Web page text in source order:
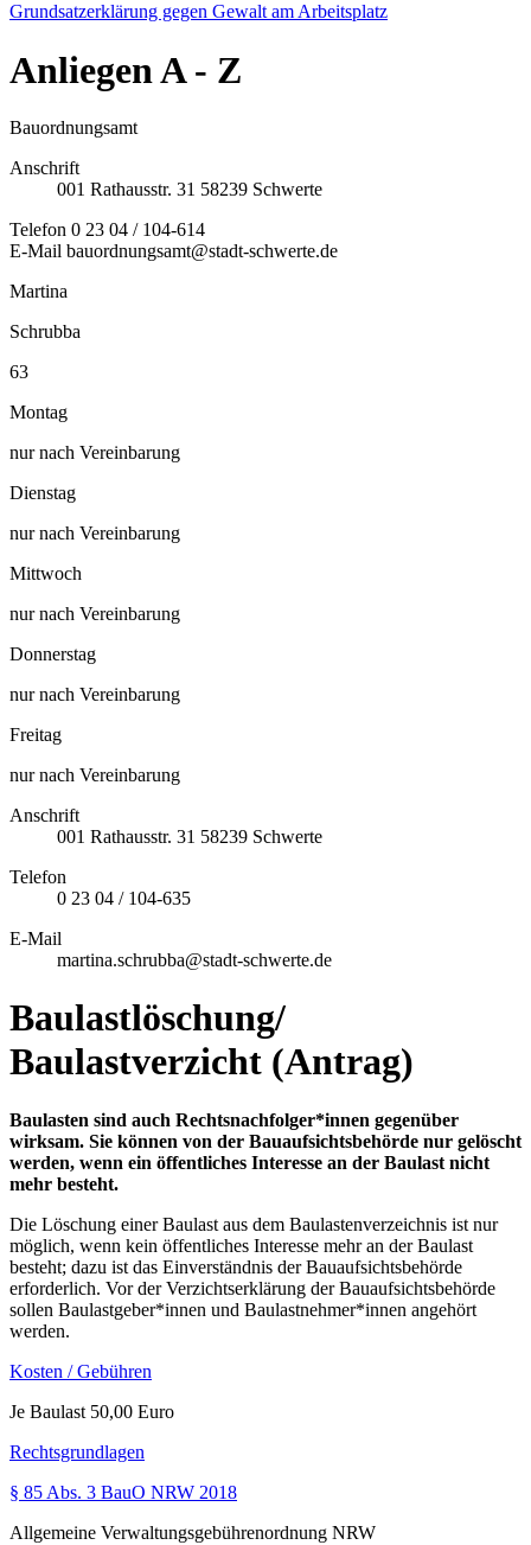
Grundsatzerklärung gegen Gewalt am Arbeitsplatz
AnliegenA - Z
Bauordnungsamt
Anschrift
001 Rathausstr. 31 58239 Schwerte
Telefon 0 23 04 / 104-614
E-Mail bauordnungsamt@stadt-schwerte.de
Martina
Schrubba
63
Montag
nur nach Vereinbarung
Dienstag
nur nach Vereinbarung
Mittwoch
nur nach Vereinbarung
Donnerstag
nur nach Vereinbarung
Freitag
nur nach Vereinbarung
Anschrift
001 Rathausstr. 31 58239 Schwerte
Telefon
0 23 04 / 104-635
E-Mail
martina.schrubba@stadt-schwerte.de
Baulastlöschung/
Baulastverzicht (Antrag)
Baulasten sind auch Rechtsnachfolger*innen gegenüber
wirksam. Sie können von der Bauaufsichtsbehörde nur gelöscht
werden, wenn ein öffentliches Interesse an der Baulast nicht
mehr besteht.
Die Löschung einer Baulast aus dem Baulastenverzeichnis ist nur
möglich, wenn kein öffentliches Interesse mehr an der Baulast
besteht; dazu ist das Einverständnis der Bauaufsichtsbehörde
erforderlich. Vor der Verzichtserklärung der Bauaufsichtsbehörde
sollen Baulastgeber*innen und Baulastnehmer*innen angehört
werden.
Kosten / Gebühren
Je Baulast 50,00 Euro
Rechtsgrundlagen
§ 85 Abs. 3 BauO NRW 2018
Allgemeine Verwaltungsgebührenordnung NRW